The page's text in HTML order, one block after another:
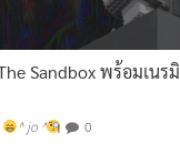
Sandbox พร้อมเนร
^ jo ^ 0